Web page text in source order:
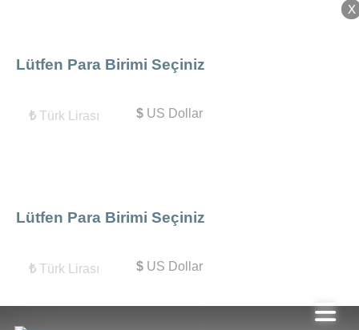
X
Lütfen Para Birimi Seçiniz
₺ Türk Lirası $US Dollar
X
Lütfen Para Birimi Seçiniz
₺ Türk Lirası $US Dollar